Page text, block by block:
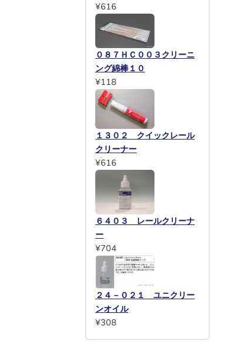
¥616
０８７ＨＣ００３クリーニ
ング綿棒１０
¥118
１３０２ クイックレール
クリーナー
¥616
６４０３ レールクリーナ
ー
¥704
２４－０２１ ユニクリー
ンオイル
¥308